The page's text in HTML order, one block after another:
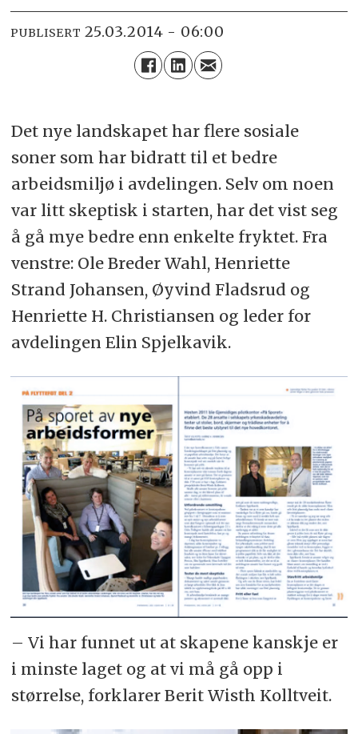
PUBLISERT 25.03.2014 - 06:00
Det nye landskapet har flere sosiale
soner som har bidratt til et bedre
arbeidsmiljø i avdelingen. Selv om noen
var litt skeptisk i starten, har det vist seg
å gå mye bedre enn enkelte fryktet. Fra
venstre: Ole Breder Wahl, Henriette
Strand Johansen, Øyvind Fladsrud og
Henriette H. Christiansen og leder for
avdelingen Elin Spjelkavik.
– Vi har funnet ut at skapene kanskje er
i minste laget og at vi må gå opp i
størrelse, forklarer Berit Wisth Kolltveit.